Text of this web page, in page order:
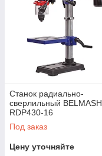
Станок радиально-
cверлильный BELMASH
RDP430-16
Под заказ
Цену уточняйте